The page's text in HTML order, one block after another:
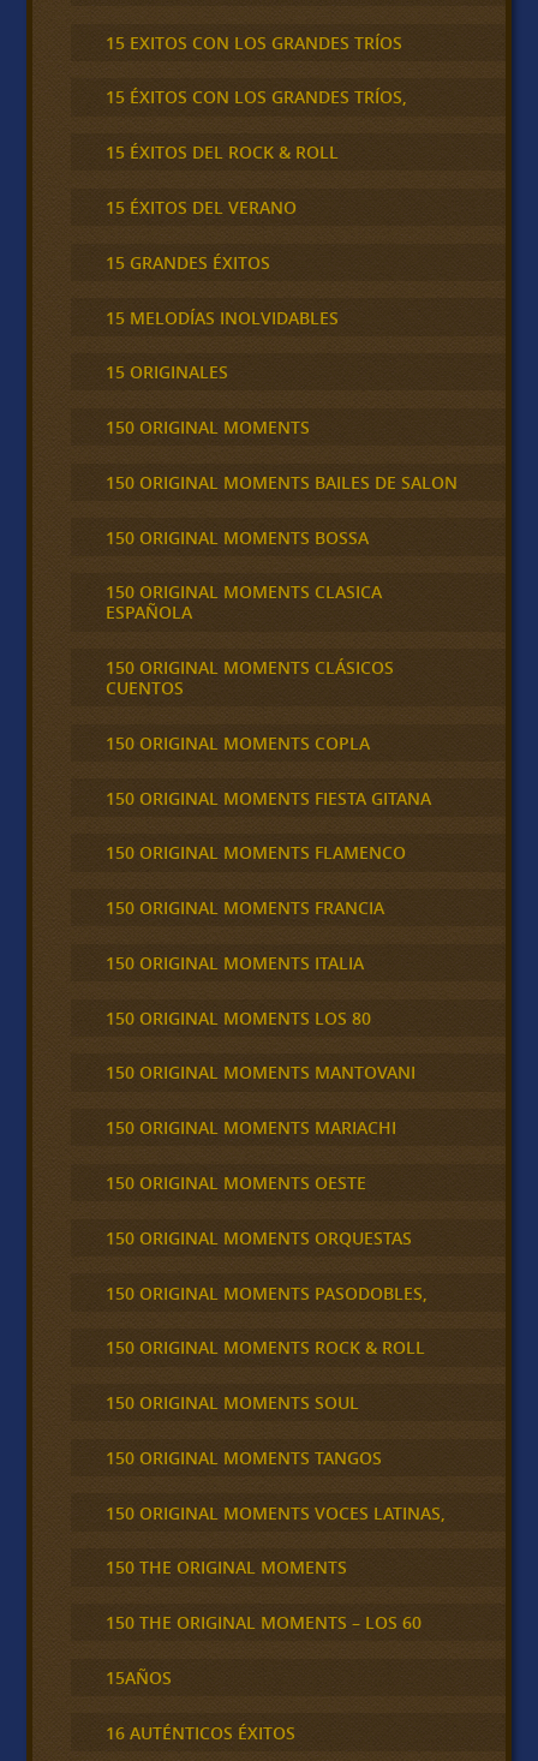
15 EXITOS CON LOS GRANDES TRÍOS
15 ÉXITOS CON LOS GRANDES TRÍOS,
15 ÉXITOS DEL ROCK & ROLL
15 ÉXITOS DEL VERANO
15 GRANDES ÉXITOS
15 MELODÍAS INOLVIDABLES
15 ORIGINALES
150 ORIGINAL MOMENTS
150 ORIGINAL MOMENTS BAILES DE SALON
150 ORIGINAL MOMENTS BOSSA
150 ORIGINAL MOMENTS CLASICA
ESPAÑOLA
150 ORIGINAL MOMENTS CLÁSICOS
CUENTOS
150 ORIGINAL MOMENTS COPLA
150 ORIGINAL MOMENTS FIESTA GITANA
150 ORIGINAL MOMENTS FLAMENCO
150 ORIGINAL MOMENTS FRANCIA
150 ORIGINAL MOMENTS ITALIA
150 ORIGINAL MOMENTS LOS 80
150 ORIGINAL MOMENTS MANTOVANI
150 ORIGINAL MOMENTS MARIACHI
150 ORIGINAL MOMENTS OESTE
150 ORIGINAL MOMENTS ORQUESTAS
150 ORIGINAL MOMENTS PASODOBLES,
150 ORIGINAL MOMENTS ROCK & ROLL
150 ORIGINAL MOMENTS SOUL
150 ORIGINAL MOMENTS TANGOS
150 ORIGINAL MOMENTS VOCES LATINAS,
150 THE ORIGINAL MOMENTS
150 THE ORIGINAL MOMENTS – LOS 60
15AÑOS
16 AUTÉNTICOS ÉXITOS